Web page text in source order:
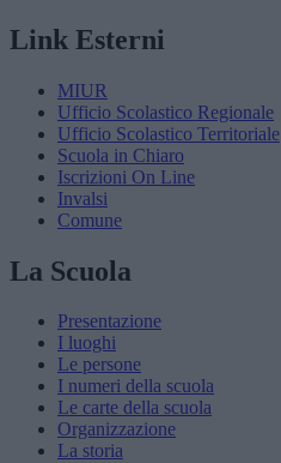
Link Esterni
MIUR
Ufficio Scolastico Regionale
Ufficio Scolastico Territoriale
Scuola in Chiaro
Iscrizioni On Line
Invalsi
Comune
La Scuola
Presentazione
I luoghi
Le persone
I numeri della scuola
Le carte della scuola
Organizzazione
La storia